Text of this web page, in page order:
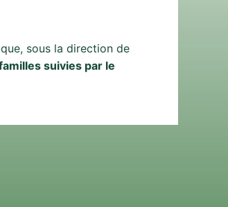
sous la direction de
suivies par le